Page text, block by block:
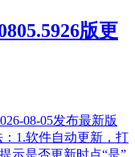
版更
08-05发布最新版
1.软件自动更新，打
示是否更新时点“是”